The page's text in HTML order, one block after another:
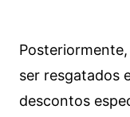
ser resgatados
descontos